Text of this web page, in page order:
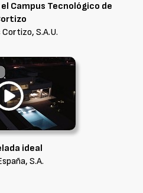
Campus Tecnológico de
S.A.U.
ideal
S.A.